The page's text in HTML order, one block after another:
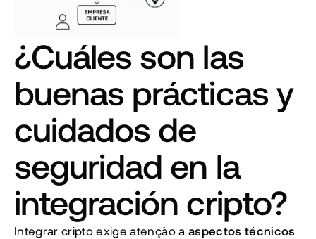
¿Cuáles son las
buenas prácticas y
cuidados de
seguridad en la
integración cripto?
Integrar cripto exige atenção a aspectos técnicos